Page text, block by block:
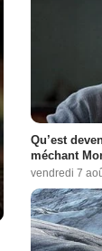
Qu’est
méchant
vendredi 7